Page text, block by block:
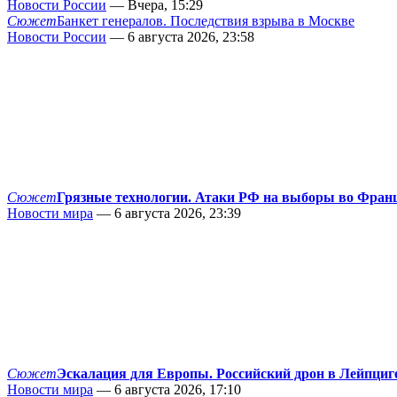
Новости России — Вчера, 15:29
СюжетБанкет генералов. Последствия взрыва в Москве
Новости России — 6 августа 2026, 23:58
СюжетГрязные технологии. Атаки РФ на выборы во
Новости мира — 6 августа 2026, 23:39
СюжетЭскалация для Европы. Российский дрон в
Новости мира — 6 августа 2026, 17:10